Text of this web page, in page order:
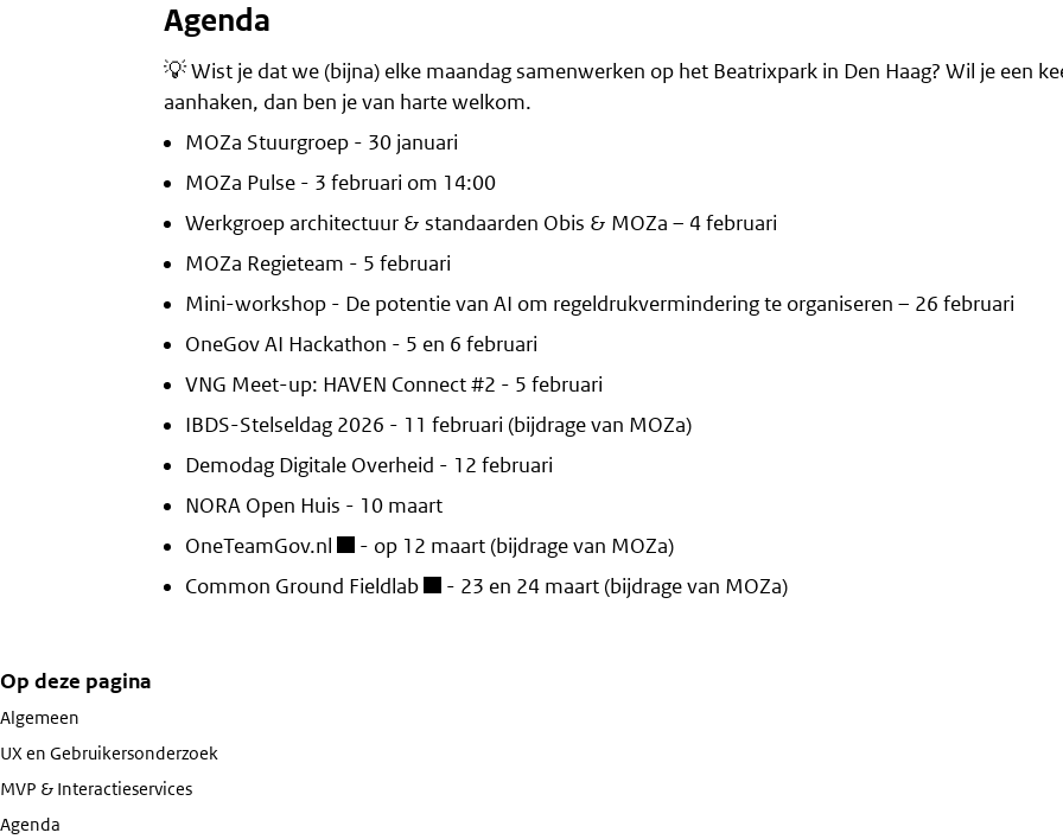
Agenda
💡 Wist je dat we (bijna) elke maandag samenwerken op het Beatrixpark in Den Haag? Wil je een
aanhaken, dan ben je van harte welkom.
MOZa Stuurgroep - 30 januari
MOZa Pulse - 3 februari om 14:00
Werkgroep architectuur & standaarden Obis & MOZa – 4 februari
MOZa Regieteam - 5 februari
Mini-workshop - De potentie van AI om regeldrukvermindering te organiseren – 26 februari
OneGov AI Hackathon - 5 en 6 februari
VNG Meet-up: HAVEN Connect #2 - 5 februari
IBDS-Stelseldag 2026 - 11 februari (bijdrage van MOZa)
Demodag Digitale Overheid - 12 februari
NORA Open Huis - 10 maart
OneTeamGov.nl
- op 12 maart (bijdrage van MOZa)
Common Ground Fieldlab
- 23 en 24 maart (bijdrage van MOZa)
Op deze pagina
Algemeen
UX en Gebruikersonderzoek
MVP & Interactieservices
Agenda